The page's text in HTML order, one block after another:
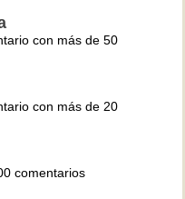
con más de 50
con más de 20
comentarios